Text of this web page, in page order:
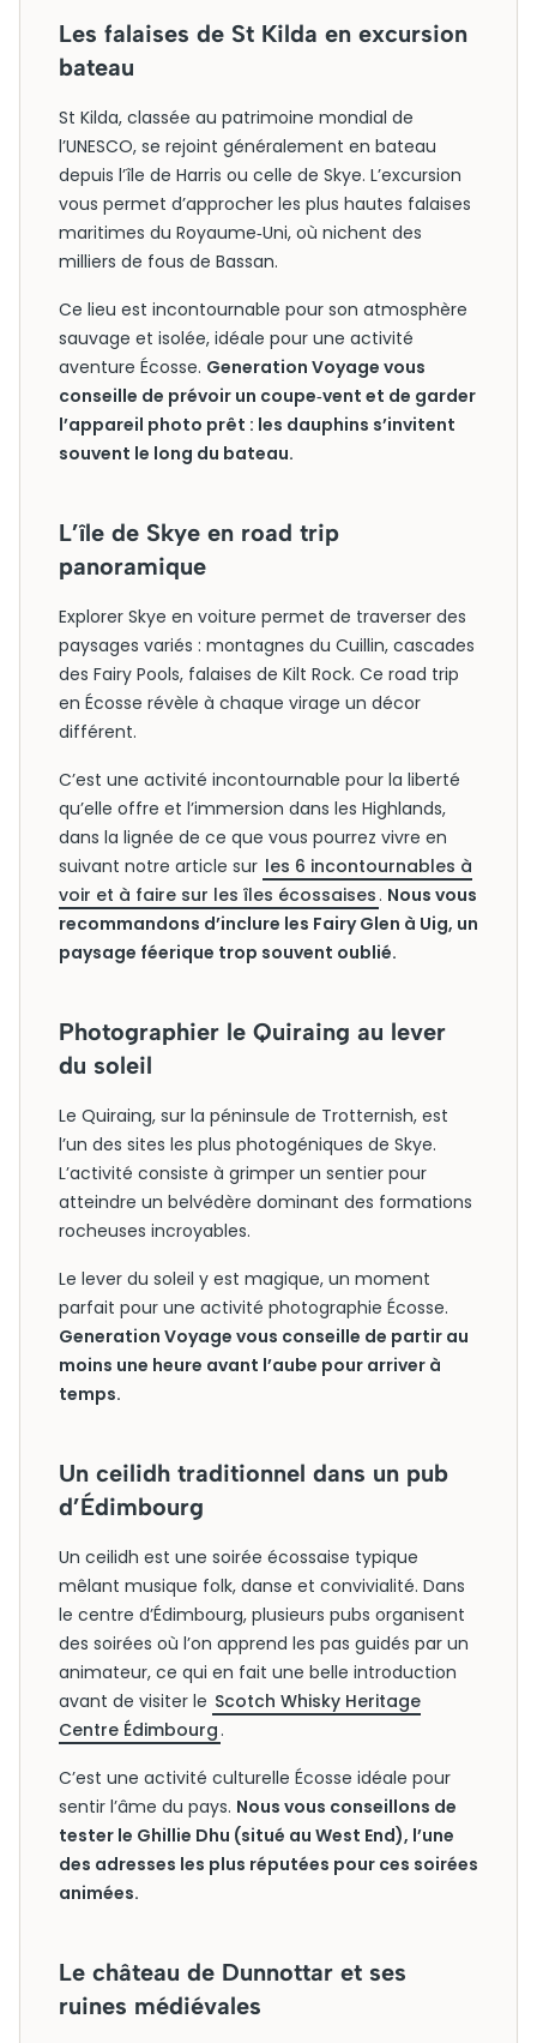
Les falaises de St Kilda en excursion
bateau
St Kilda, classée au patrimoine mondial de
l’UNESCO, se rejoint généralement en bateau
depuis l’île de Harris ou celle de Skye. L’excursion
vous permet d’approcher les plus hautes falaises
maritimes du Royaume‑Uni, où nichent des
milliers de fous de Bassan.
Ce lieu est incontournable pour son atmosphère
sauvage et isolée, idéale pour une activité
aventure Écosse. Generation Voyage vous
conseille de prévoir un coupe‑vent et de garder
l’appareil photo prêt : les dauphins s’invitent
souvent le long du bateau.
L’île de Skye en road trip
panoramique
Explorer Skye en voiture permet de traverser des
paysages variés : montagnes du Cuillin, cascades
des Fairy Pools, falaises de Kilt Rock. Ce road trip
en Écosse révèle à chaque virage un décor
différent.
C’est une activité incontournable pour la liberté
qu’elle offre et l’immersion dans les Highlands,
dans la lignée de ce que vous pourrez vivre en
suivant notre article sur les 6 incontournables à
voir et à faire sur les îles écossaises . Nous vous
recommandons d’inclure les Fairy Glen à Uig, un
paysage féerique trop souvent oublié.
Photographier le Quiraing au lever
du soleil
Le Quiraing, sur la péninsule de Trotternish, est
l’un des sites les plus photogéniques de Skye.
L’activité consiste à grimper un sentier pour
atteindre un belvédère dominant des formations
rocheuses incroyables.
Le lever du soleil y est magique, un moment
parfait pour une activité photographie Écosse.
Generation Voyage vous conseille de partir au
moins une heure avant l’aube pour arriver à
temps.
Un ceilidh traditionnel dans un pub
d’Édimbourg
Un ceilidh est une soirée écossaise typique
mêlant musique folk, danse et convivialité. Dans
le centre d’Édimbourg, plusieurs pubs organisent
des soirées où l’on apprend les pas guidés par un
animateur, ce qui en fait une belle introduction
avant de visiter le Scotch Whisky Heritage
Centre Édimbourg .
C’est une activité culturelle Écosse idéale pour
sentir l’âme du pays. Nous vous conseillons de
tester le Ghillie Dhu (situé au West End), l’une
des adresses les plus réputées pour ces soirées
animées.
Le château de Dunnottar et ses
ruines médiévales